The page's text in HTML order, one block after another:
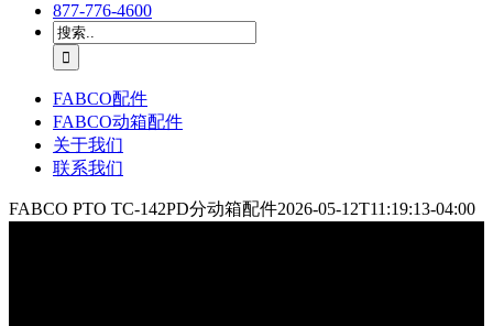
877-776-4600
搜
索:
FABCO配件
FABCO动箱配件
关于我们
联系我们
FABCO PTO TC-142PD分动箱配件2026-05-12T11:19:13-04:00